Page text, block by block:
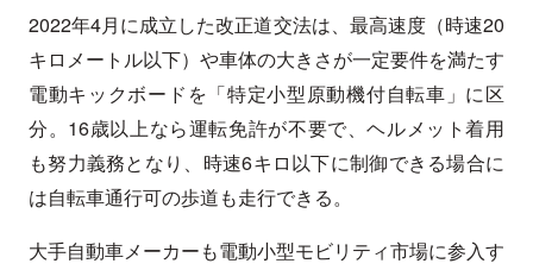
2022年4月に成立した改正道交法は、最高速度（時速20
キロメートル以下）や車体の大きさが一定要件を満たす
電動キックボードを「特定小型原動機付自転車」に区
分。16歳以上なら運転免許が不要で、ヘルメット着用
も努力義務となり、時速6キロ以下に制御できる場合に
は自転車通行可の歩道も走行できる。
大手自動車メーカーも電動小型モビリティ市場に参入す